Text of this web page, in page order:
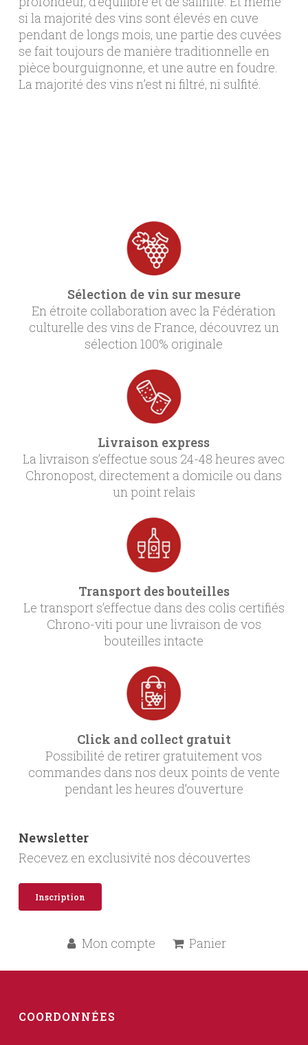
si la majorité des vins sont élevés en cuve
pendant de longs mois, une partie des cuvées
se fait toujours de manière traditionnelle en
pièce bourguignonne, et une autre en foudre.
La majorité des vins n’est ni filtré, ni sulfité.
Sélection de vin sur mesure
En étroite collaboration avec la Fédération
culturelle des vins de France, découvrez un
sélection 100% originale
Livraison express
La livraison s’effectue sous 24-48 heures avec
Chronopost, directement a domicile ou dans
un point relais
Transport des bouteilles
Le transport s’effectue dans des colis certifiés
Chrono-viti pour une livraison de vos
bouteilles intacte
Click and collect gratuit
Possibilité de retirer gratuitement vos
commandes dans nos deux points de vente
pendant les heures d’ouverture
Newsletter
Recevez en exclusivité nos découvertes
Inscription
Mon compte Panier
COORDONNÉES